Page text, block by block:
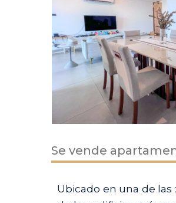
Se vende
Ubicado en una de